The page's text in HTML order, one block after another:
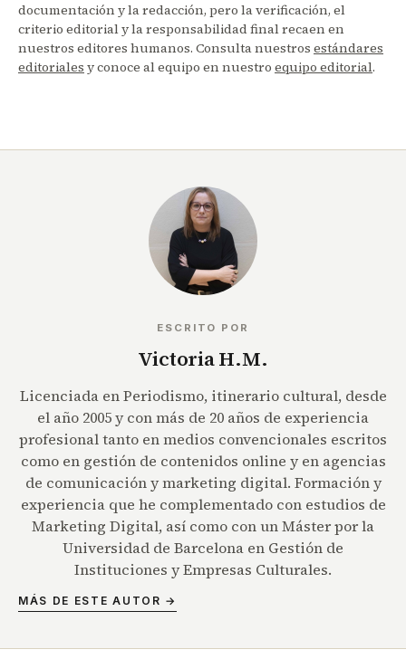
documentación y la redacción, pero la verificación, el
criterio editorial y la responsabilidad final recaen en
nuestros editores humanos. Consulta nuestros estándares
editoriales y conoce al equipo en nuestro equipo editorial.
ESCRITO POR
Victoria H.M.
Licenciada en Periodismo, itinerario cultural, desde
el año 2005 y con más de 20 años de experiencia
profesional tanto en medios convencionales escritos
como en gestión de contenidos online y en agencias
de comunicación y marketing digital. Formación y
experiencia que he complementado con estudios de
Marketing Digital, así como con un Máster por la
Universidad de Barcelona en Gestión de
Instituciones y Empresas Culturales.
MÁS DE ESTE AUTOR →